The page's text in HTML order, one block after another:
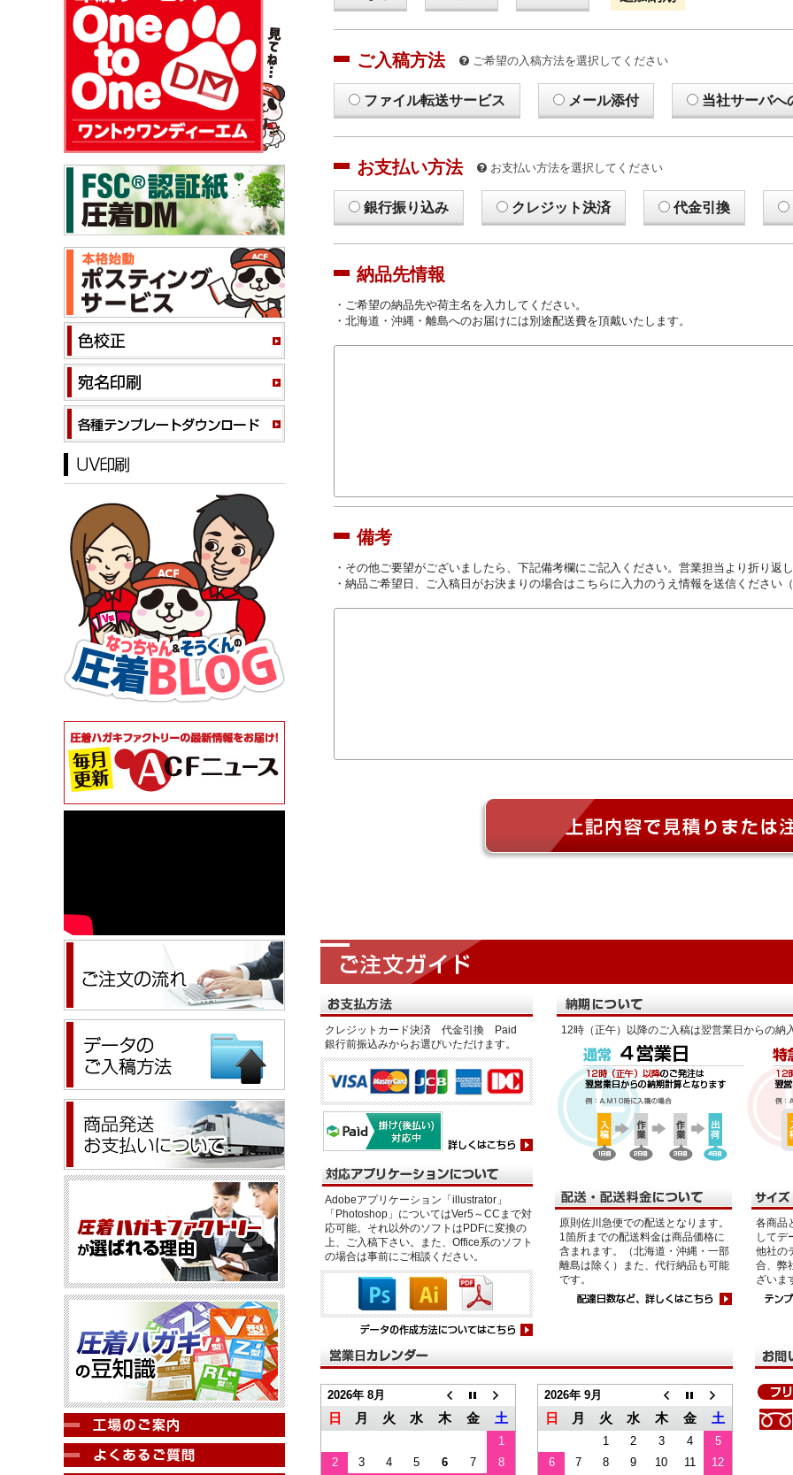
ご入稿方法 ご希望の入稿方法を選択してください
ファイル転送サービス メール添付 当社サーバへ
お支払い方法 お支払い方法を選択してください
銀行振り込み クレジット決済 代金引換
納品先情報
・ご希望の納品先や荷主名を入力してください。
・北海道・沖縄・離島へのお届けには別途配送費を頂戴いたします。
備考
・その他ご要望がございましたら、下記備考欄にご記入ください。営業担当より折り返
・納品ご希望日、ご入稿日がお決まりの場合はこちらに入力のうえ情報を送信ください
クレジットカード決済 代金引換 Paid
銀行前振込みからお選びいただけます。
12時（正午）以降のご入稿は翌営業日からの納
Adobeアプリケーション「illustrator」
「Photoshop」についてはVer5～CCまで対
応可能。それ以外のソフトはPDFに変換の
上、ご入稿下さい。また、Office系のソフト
の場合は事前にご相談ください。
原則佐川急便での配送となります。
1箇所までの配送料金は商品価格に
含まれます。（北海道・沖縄・一部
離島は除く）また、代行納品も可能
です。
各商品
してデ
他社の
合、弊
ざいま
2026年 8月
日 月 火 水 木 金 土
1
2
3 4 5 6 7
8
2026年 9月
日 月 火 水 木 金 土
1 2 3 4
5
6
7 8 9 10 11
12